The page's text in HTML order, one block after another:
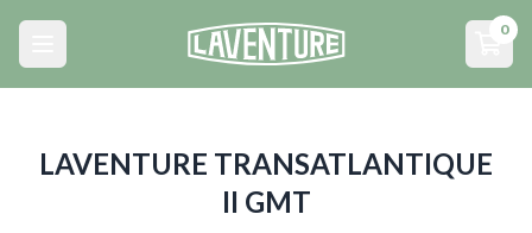
0
LAVENTURE TRANSATLANTIQUE
II GMT